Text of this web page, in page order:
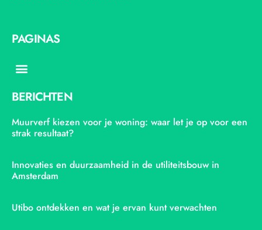
PAGINAS
Menu
BERICHTEN
Muurverf kiezen voor je woning: waar let je op voor een
strak resultaat?
Innovaties en duurzaamheid in de utiliteitsbouw in
Amsterdam
Utibo ontdekken en wat je ervan kunt verwachten